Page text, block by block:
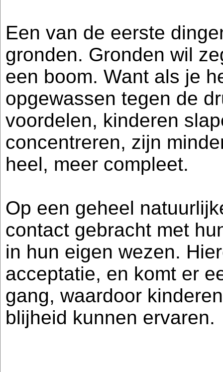
Een van de eerste
gronden. Gronden wil
een boom. Want als je
opgewassen tegen de
voordelen, kinderen
concentreren, zijn
heel, meer compleet.
Op een geheel
contact gebracht met
in hun eigen wezen.
acceptatie, en komt er
gang, waardoor
blijheid kunnen ervaren.